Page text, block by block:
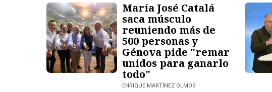
María José Catalá
saca músculo
reuniendo más de
500 personas y
Génova pide "remar
unidos para ganarlo
todo"
ENRIQUE MARTÍNEZ OLMOS